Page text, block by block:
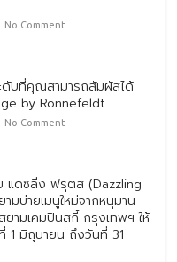
No Comment
ดับที่คุณสามารถสัมผัสได้
by Ronnefeldt
No Comment
แดซลิ่ง ฟรุตส์ (Dazzling
มบ่ายเมนูใหม่จากหนุมาน
ามเคมปินสกี้ กรุงเทพฯ ให้
1 มิถุนายน ถึงวันที่ 31